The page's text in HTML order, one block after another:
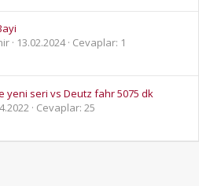
13.02.2024 Cevaplar: 1
yeni seri vs Deutz fahr 5075 dk
Cevaplar: 25